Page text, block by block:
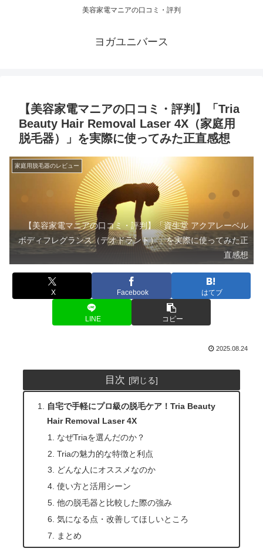
美容家電マニアの口コミ・評判
ヨガユニバース
【美容家電マニアの口コミ・評判】「Tria
Beauty Hair Removal Laser 4X（家庭用
脱毛器）」を実際に使ってみた正直感想
家庭用脱毛器のレビュー
【美容家電マニアの口コミ・評判】「資生堂 アクアレーベル
ボディフレグランス（デオドラント）」を実際に使ってみた正
直感想
X Facebook はてブ
LINE コピー
2025.08.24
目次
自宅で手軽にプロ級の脱毛ケア！Tria Beauty
Hair Removal Laser 4X
なぜTriaを選んだのか？
Triaの魅力的な特徴と利点
どんな人にオススメなのか
使い方と活用シーン
他の脱毛器と比較した際の強み
気になる点・改善してほしいところ
まとめ